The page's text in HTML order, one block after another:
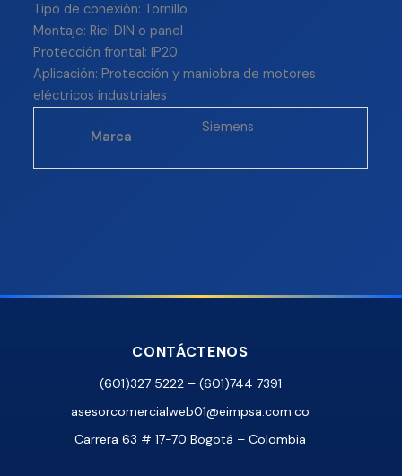
Tipo de conexión: Tornillo
Montaje: Riel DIN o panel
Protección frontal: IP20
Aplicación: Protección y maniobra de motores
eléctricos industriales
Marca
Siemens
CONTÁCTENOS
(601)327 5222 – (601)744 7391
asesorcomercialweb01@eimpsa.com.co
Carrera 63 # 17-70 Bogotá – Colombia